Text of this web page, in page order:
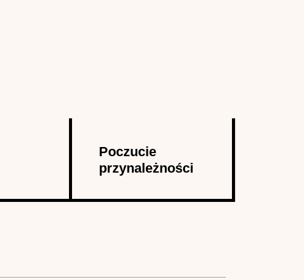
Poczucie
przynależności